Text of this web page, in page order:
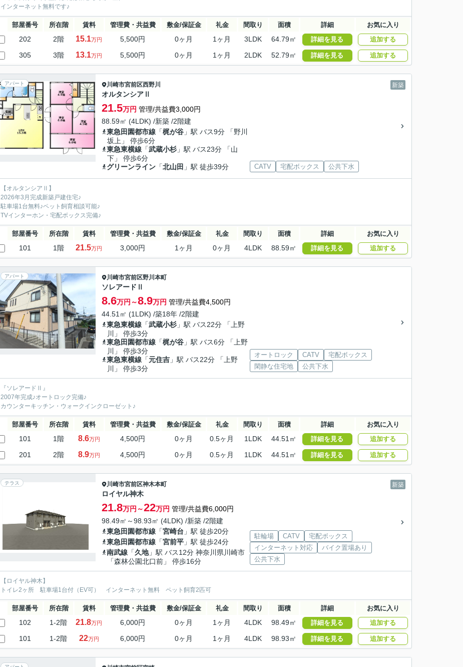
インターネット無料です♪
部屋番号 所在階 賃料 管理費・共益費 敷金/保証金 礼金 間取り 面積 詳細 お気に入り
202 2階 15.1万円 5,500円 0ヶ月 1ヶ月 3LDK 64.79㎡ 詳細を見る 追加する
305 3階 13.1万円 5,500円 0ヶ月 1ヶ月 2LDK 52.79㎡ 詳細を見る 追加する
アパート 新築
川崎市宮前区西野川
オルタンシアⅡ
21.5万円 管理/共益費3,000円
88.59㎡ (4LDK) /新築 /2階建
東急田園都市線 「梶が谷 」駅 バス9分 「野川
坂上」 停歩6分
東急東横線 「武蔵小杉 」駅 バス23分 「山
下」 停歩6分
グリーンライン 「北山田 」駅 徒歩39分 CATV 宅配ボックス 公共下水
【オルタンシアⅡ】
2026年3月完成新築戸建住宅♪
駐車場1台無料♪ペット飼育相談可能♪
TVインターホン・宅配ボックス完備♪
部屋番号 所在階 賃料 管理費・共益費 敷金/保証金 礼金 間取り 面積 詳細 お気に入り
101 1階 21.5万円 3,000円 1ヶ月 0ヶ月 4LDK 88.59㎡ 詳細を見る 追加する
アパート 川崎市宮前区野川本町
ソレアードⅡ
8.6万円～8.9万円 管理/共益費4,500円
44.51㎡ (1LDK) /築18年 /2階建
東急東横線 「武蔵小杉 」駅 バス22分 「上野
川」 停歩3分
東急田園都市線 「梶が谷 」駅 バス6分 「上野
川」 停歩3分
東急東横線 「元住吉 」駅 バス22分 「上野
川」 停歩3分
オートロック CATV
宅配ボックス
閑静な住宅地
公共下水
『ソレアードⅡ』
2007年完成♪オートロック完備♪
カウンターキッチン・ウォークインクローゼット♪
部屋番号 所在階 賃料 管理費・共益費 敷金/保証金 礼金 間取り 面積 詳細 お気に入り
101 1階 8.6万円 4,500円 0ヶ月 0.5ヶ月 1LDK 44.51㎡ 詳細を見る 追加する
201 2階 8.9万円 4,500円 0ヶ月 0.5ヶ月 1LDK 44.51㎡ 詳細を見る 追加する
テラス 新築
川崎市宮前区神木本町
ロイヤル神木
21.8万円～22万円 管理/共益費6,000円
98.49㎡～98.93㎡ (4LDK) /新築 /2階建
東急田園都市線 「宮崎台 」駅 徒歩20分
東急田園都市線 「宮前平 」駅 徒歩24分
南武線 「久地」駅 バス12分 神奈川県川崎市
「森林公園北口前」 停歩16分
駐輪場 CATV
宅配ボックス
インターネット対応
バイク置場あり
公共下水
【ロイヤル神木】
トイレ2ヶ所 駐車場1台付（EV可） インターネット無料 ペット飼育2匹可
部屋番号 所在階 賃料 管理費・共益費 敷金/保証金 礼金 間取り 面積 詳細 お気に入り
102 1-2階 21.8万円 6,000円 0ヶ月 1ヶ月 4LDK 98.49㎡ 詳細を見る 追加する
101 1-2階 22万円 6,000円 0ヶ月 1ヶ月 4LDK 98.93㎡ 詳細を見る 追加する